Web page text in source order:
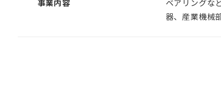
事業内容
ベアリングな
器、産業機械